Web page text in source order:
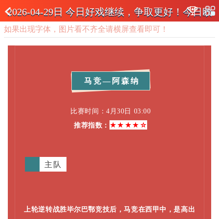
2026-04-29日 今日好戏继续，争取更好！今日欧
冠，会有何猫腻？
如果出现字体，图片看不齐全请横屏查看即可！
马竞—阿森纳
比赛时间：4 月30日 03:00
推荐指数： ★★★★☆
主队
上轮逆转战胜毕尔巴鄂竞技后，马竞在西甲中，是高出